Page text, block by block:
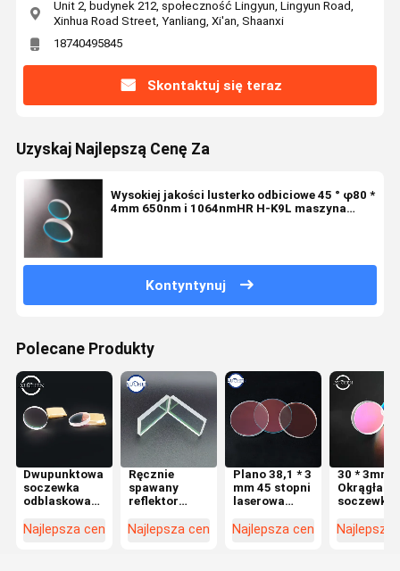
Unit 2, budynek 212, społeczność Lingyun, Lingyun Road,
Xinhua Road Street, Yanliang, Xi'an, Shaanxi
18740495845
Skontaktuj się teraz
Uzyskaj Najlepszą Cenę Za
Wysokiej jakości lusterko odbiciowe 45 ° φ80 *
4mm 650nm i 1064nmHR H-K9L maszyna
Kontyntynuj
Polecane Produkty
Dwupunktowa
soczewka
odblaskowa
30*5mm 650
Najlepsza cena
Ręcznie
spawany
reflektor
60 stopni 650
Najlepsza cena
Plano 38,1 * 3
mm 45 stopni
laserowa
odblaskowa
Najlepsza cena
30 * 3mm
Okrągła
soczewka
stopni 650
Najlepsza